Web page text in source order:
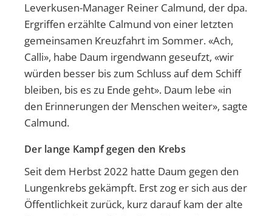
Leverkusen-Manager Reiner Calmund, der dpa.
Ergriffen erzählte Calmund von einer letzten
gemeinsamen Kreuzfahrt im Sommer. «Ach,
Calli», habe Daum irgendwann geseufzt, «wir
würden besser bis zum Schluss auf dem Schiff
bleiben, bis es zu Ende geht». Daum lebe «in
den Erinnerungen der Menschen weiter», sagte
Calmund.
Der lange Kampf gegen den Krebs
Seit dem Herbst 2022 hatte Daum gegen den
Lungenkrebs gekämpft. Erst zog er sich aus der
Öffentlichkeit zurück, kurz darauf kam der alte